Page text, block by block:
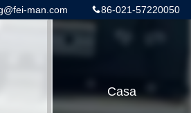
86-021-57220050
man.com
Casa